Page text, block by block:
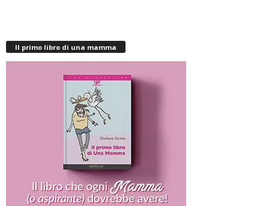
Il primo libro di una mamma